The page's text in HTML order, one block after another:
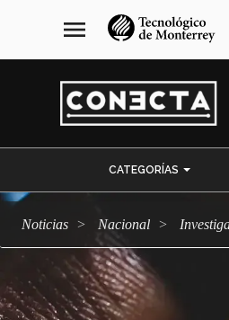
navegación
principal
menu
CATEGORÍAS
Noticias Nacional